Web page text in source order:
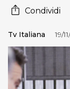
Condividi
Tv Italiana 19/